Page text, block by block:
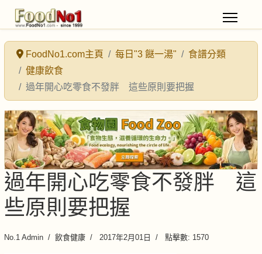
FoodNo1.com主頁 每日"3 餸一湯"
食譜分類
健康飲食
過年開心吃零食不發胖 這些原則要把握
過年開心吃零食不發胖 這
些原則要把握
No.1 Admin 飲食健康 2017年2月01日 點擊數: 1570